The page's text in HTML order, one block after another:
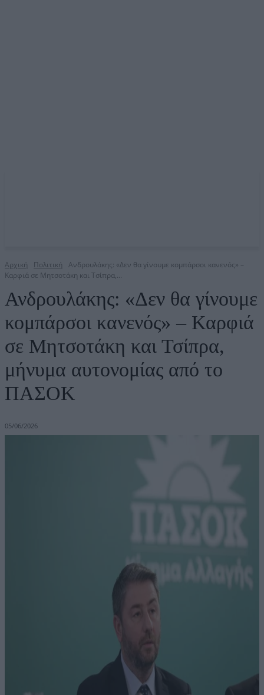
Αρχική Πολιτική
Ανδρουλάκης: «Δεν θα γίνουμε κομπάρσοι κανενός» –
Καρφιά σε Μητσοτάκη και Τσίπρα,...
Ανδρουλάκης: «Δεν θα γίνουμε
κομπάρσοι κανενός» – Καρφιά
σε Μητσοτάκη και Τσίπρα,
μήνυμα αυτονομίας από το
ΠΑΣΟΚ
05/06/2026